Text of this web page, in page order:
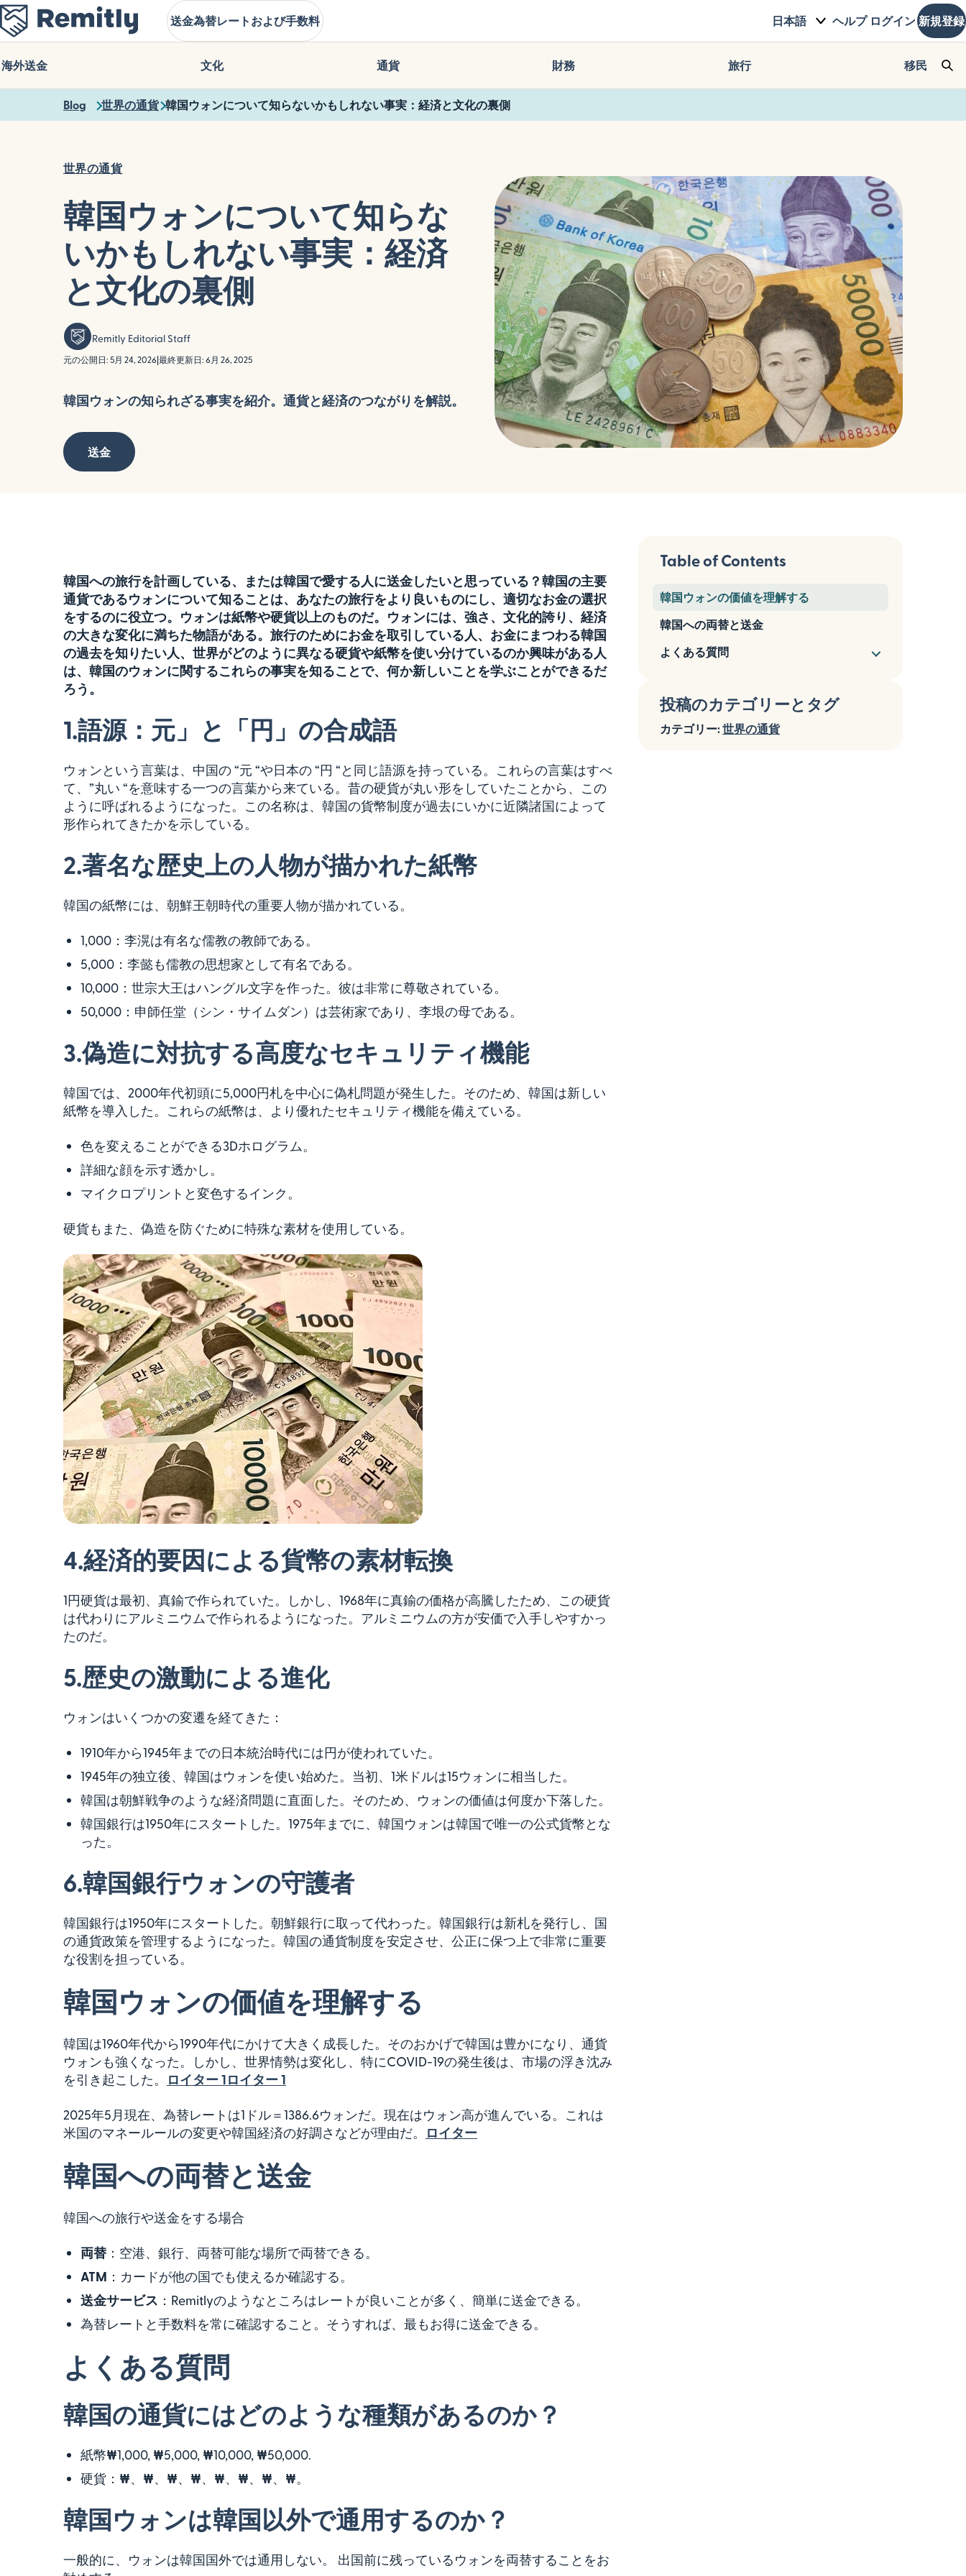
Skip
to
main
content
送金為替レートおよび手数料 日本語 ヘルプ ログイン 新規登録
海外送金 文化 通貨 財務 旅行 移民
Blog 世界の通貨 韓国ウォンについて知らないかもしれない事実：経済と文化の裏側
世界の通貨
韓国ウォンについて知らな
いかもしれない事実：経済
と文化の裏側
Remitly Editorial Staff
元の公開日: 5月 24, 2026 最終更新日: 6月 26, 2025
韓国ウォンの知られざる事実を紹介。通貨と経済のつながりを解説。
送金
韓国への旅行を計画している、または韓国で愛する人に送金したいと思っている？韓国の主要
通貨であるウォンについて知ることは、あなたの旅行をより良いものにし、適切なお金の選択
をするのに役立つ。ウォンは紙幣や硬貨以上のものだ。ウォンには、強さ、文化的誇り、経済
の大きな変化に満ちた物語がある。旅行のためにお金を取引している人、お金にまつわる韓国
の過去を知りたい人、世界がどのように異なる硬貨や紙幣を使い分けているのか興味がある人
は、韓国のウォンに関するこれらの事実を知ることで、何か新しいことを学ぶことができるだ
ろう。
1.語源：元」と「円」の合成語
ウォンという言葉は、中国の “元 “や日本の “円 “と同じ語源を持っている。これらの言葉はすべ
て、”丸い “を意味する一つの言葉から来ている。昔の硬貨が丸い形をしていたことから、この
ように呼ばれるようになった。この名称は、韓国の貨幣制度が過去にいかに近隣諸国によって
形作られてきたかを示している。
2.著名な歴史上の人物が描かれた紙幣
韓国の紙幣には、朝鮮王朝時代の重要人物が描かれている。
1,000：李滉は有名な儒教の教師である。
5,000：李懿も儒教の思想家として有名である。
10,000：世宗大王はハングル文字を作った。彼は非常に尊敬されている。
50,000：申師任堂（シン・サイムダン）は芸術家であり、李垠の母である。
3.偽造に対抗する高度なセキュリティ機能
韓国では、2000年代初頭に5,000円札を中心に偽札問題が発生した。そのため、韓国は新しい
紙幣を導入した。これらの紙幣は、より優れたセキュリティ機能を備えている。
色を変えることができる3Dホログラム。
詳細な顔を示す透かし。
マイクロプリントと変色するインク。
硬貨もまた、偽造を防ぐために特殊な素材を使用している。
4.経済的要因による貨幣の素材転換
1円硬貨は最初、真鍮で作られていた。しかし、1968年に真鍮の価格が高騰したため、この硬貨
は代わりにアルミニウムで作られるようになった。アルミニウムの方が安価で入手しやすかっ
たのだ。
5.歴史の激動による進化
ウォンはいくつかの変遷を経てきた：
1910年から1945年までの日本統治時代には円が使われていた。
1945年の独立後、韓国はウォンを使い始めた。当初、1米ドルは15ウォンに相当した。
韓国は朝鮮戦争のような経済問題に直面した。そのため、ウォンの価値は何度か下落した。
韓国銀行は1950年にスタートした。1975年までに、韓国ウォンは韓国で唯一の公式貨幣とな
った。
6.韓国銀行ウォンの守護者
韓国銀行は1950年にスタートした。朝鮮銀行に取って代わった。韓国銀行は新札を発行し、国
の通貨政策を管理するようになった。韓国の通貨制度を安定させ、公正に保つ上で非常に重要
な役割を担っている。
韓国ウォンの価値を理解する
韓国は1960年代から1990年代にかけて大きく成長した。そのおかげで韓国は豊かになり、通貨
ウォンも強くなった。しかし、世界情勢は変化し、特にCOVID-19の発生後は、市場の浮き沈み
を引き起こした。
ロイター 1ロイター 1
2025年5月現在、為替レートは1ドル＝1386.6ウォンだ。現在はウォン高が進んでいる。これは
米国のマネールールの変更や韓国経済の好調さなどが理由だ。
ロイター
韓国への両替と送金
韓国への旅行や送金をする場合
両替：空港、銀行、両替可能な場所で両替できる。
ATM ：カードが他の国でも使えるか確認する。
送金サービス ：Remitlyのようなところはレートが良いことが多く、簡単に送金できる。
為替レートと手数料を常に確認すること。そうすれば、最もお得に送金できる。
よくある質問
韓国の通貨にはどのような種類があるのか？
紙幣₩1,000, ₩5,000, ₩10,000, ₩50,000.
硬貨：₩、₩、₩、₩、₩、₩、₩、₩。
韓国ウォンは韓国以外で通用するのか？
一般的に、ウォンは韓国国外では通用しない。
出国前に残っているウォンを両替することをお
Table of Contents
韓国ウォンの価値を理解する
韓国への両替と送金
よくある質問
投稿のカテゴリーとタグ
カテゴリー:世界の通貨